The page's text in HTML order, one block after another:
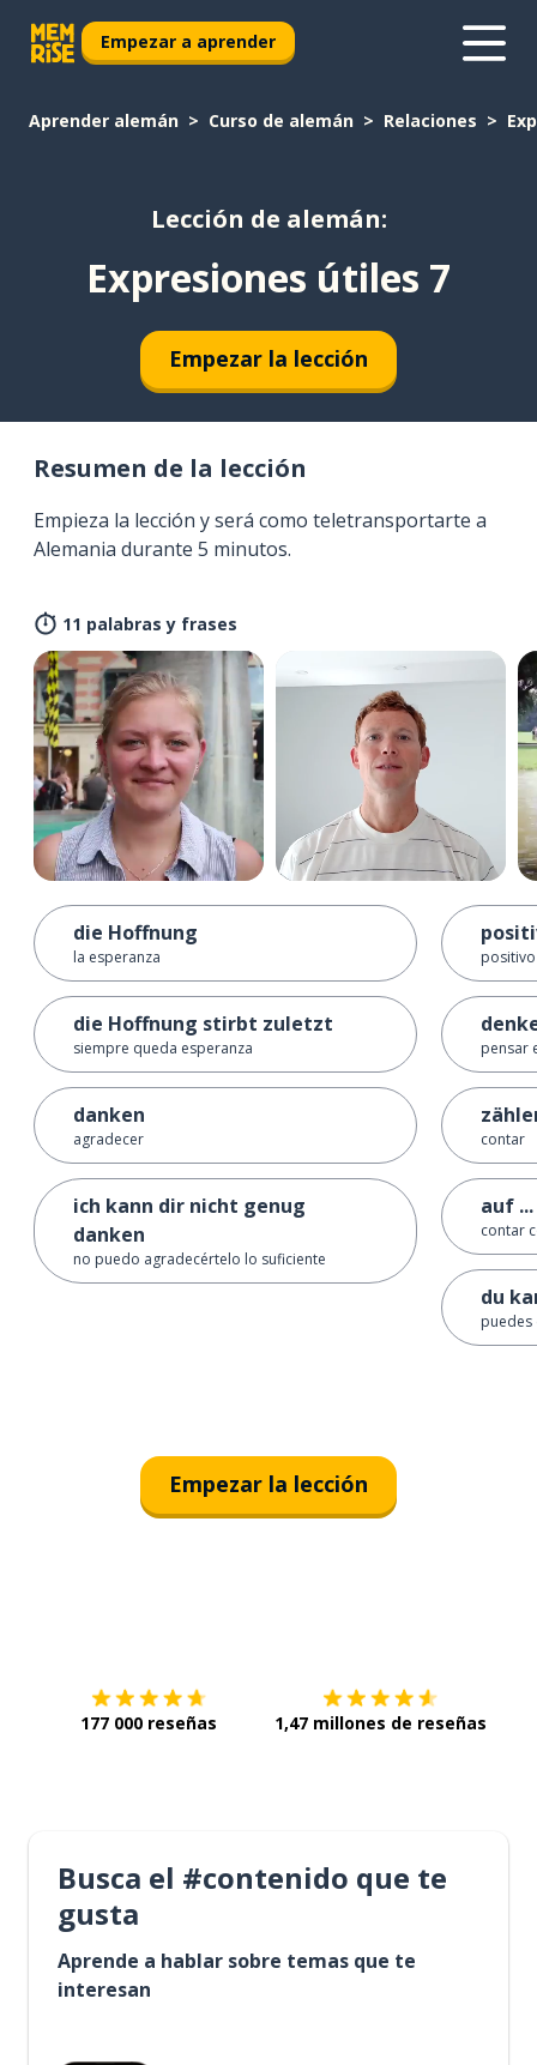
Empezar a aprender
Aprender alemán Curso de alemán Relaciones
Lección de alemán:
Expresiones útiles 7
Empezar la lección
Resumen de la lección
Empieza la lección y será como teletransportarte a
Alemania durante 5 minutos.
11 palabras y frases
die Hoffnung
la esperanza
die Hoffnung stirbt zuletzt
siempre queda esperanza
danken
agradecer
ich kann dir nicht genug
danken
no puedo agradecértelo lo suficiente
positivo
pensar
contar
auf
contar
du
Empezar la lección
177 000 reseñas 1,47 millones de reseñas
Busca el #contenido que te
gusta
Aprende a hablar sobre temas que te
interesan